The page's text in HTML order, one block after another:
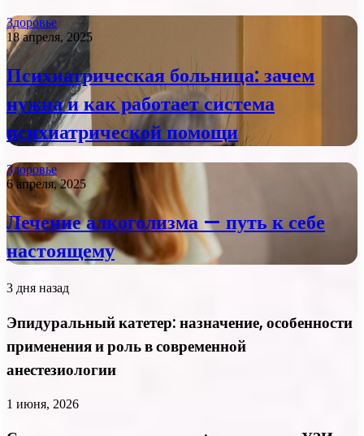
Здоровье
18 апреля, 2025
Психиатрическая больница: зачем
нужна и как работает система
психиатрической помощи
Здоровье
6 апреля, 2025
Лечение алкоголизма — путь к себе
настоящему
3 дня назад
Эпидуральный катетер: назначение, особенности
применения и роль в современной
анестезиологии
1 июня, 2026